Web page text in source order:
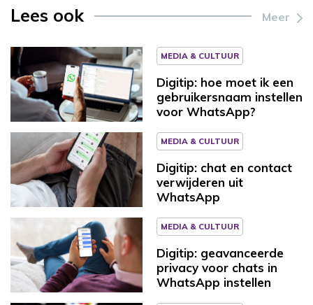
Lees ook Meer
MEDIA & CULTUUR
Digitip: hoe moet ik een
gebruikersnaam instellen
voor WhatsApp?
MEDIA & CULTUUR
Digitip: chat en contact
verwijderen uit
WhatsApp
MEDIA & CULTUUR
Digitip: geavanceerde
privacy voor chats in
WhatsApp instellen